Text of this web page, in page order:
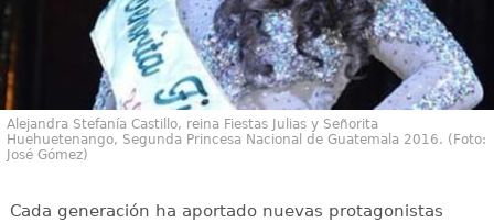
Alejandra Stefanía Castillo, reina Fiestas Julias y Señorita
Huehuetenango, Segunda Princesa Nacional de Guatemala 2016. (Foto:
José Gómez)
Cada generación ha aportado nuevas protagonistas